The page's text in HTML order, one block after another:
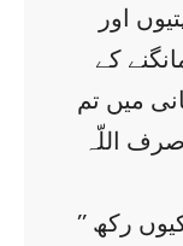
اور
کے
میں تم
اللّہ
’’ اوہو امی ، ہم ہر جگہ خود کو کیوں رکھ